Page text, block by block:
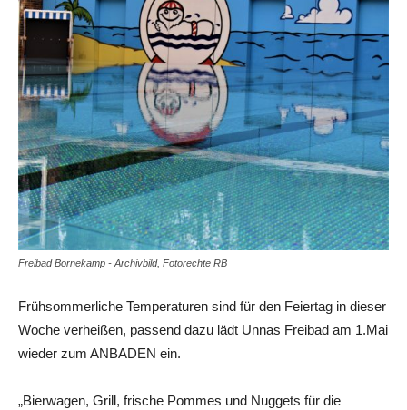
Freibad Bornekamp - Archivbild, Fotorechte RB
Frühsommerliche Temperaturen sind für den Feiertag in dieser
Woche verheißen, passend dazu lädt Unnas Freibad am 1.Mai
wieder zum ANBADEN ein.
„Bierwagen, Grill, frische Pommes und Nuggets für die